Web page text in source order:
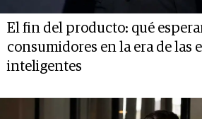
El fin del producto: qué
consumidores en la era de las
inteligentes